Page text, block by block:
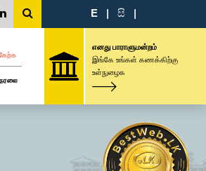
E | සි |
எனது பாராளுமன்றம்
இங்கே உங்கள் கணக்கிற்கு
உள்நுழைக